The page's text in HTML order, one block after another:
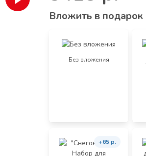
Вложить в подарок
Без вложения
+65 р.